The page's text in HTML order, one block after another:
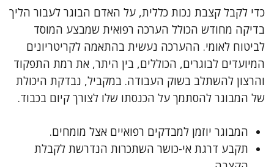
כדי לקבל קצבת נכות כללית, על האדם הבוגר לעבור הליך
בדיקה מחודש הכולל הערכה רפואית שמבצע המוסד
לביטוח לאומי. ההערכה נעשית בהתאמה לקריטריונים
המיועדים לבוגרים, הכוללים, בין היתר, את רמת התפקוד
והרצון להשתלב בשוק העבודה. במקביל, נבדקת היכולת
של המבוגר להסתמך על הכנסתו שלו לצורך קיום בכבוד.
המבוגר יוזמן למבדקים רפואיים אצל מומחים.
תקבע דרגת אי-כושר השתכרות הנדרשת לקבלת